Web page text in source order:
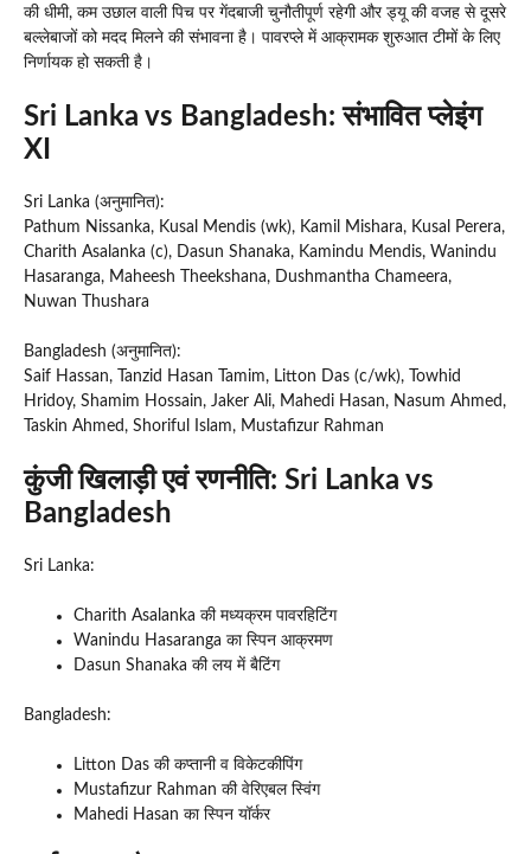
की धीमी, कम उछाल वाली पिच पर गेंदबाजी चुनौतीपूर्ण रहेगी और ड्यू की वजह से दूसरे
बल्लेबाजों को मदद मिलने की संभावना है। पावरप्ले में आक्रामक शुरुआत टीमों के लिए
निर्णायक हो सकती है।
Sri Lanka vs Bangladesh:संभावित प्लेइंग
XI
Sri Lanka (अनुमानित):
Pathum Nissanka, Kusal Mendis (wk), Kamil Mishara, Kusal Perera,
Charith Asalanka (c), Dasun Shanaka, Kamindu Mendis, Wanindu
Hasaranga, Maheesh Theekshana, Dushmantha Chameera,
Nuwan Thushara
Bangladesh (अनुमानित):
Saif Hassan, Tanzid Hasan Tamim, Litton Das (c/wk), Towhid
Hridoy, Shamim Hossain, Jaker Ali, Mahedi Hasan, Nasum Ahmed,
Taskin Ahmed, Shoriful Islam, Mustafizur Rahman
कुंजी खिलाड़ी एवं रणनीति: Sri Lanka vs
Bangladesh
Sri Lanka:
Charith Asalanka की मध्यक्रम पावरहिटिंग
Wanindu Hasaranga का स्पिन आक्रमण
Dasun Shanaka की लय में बैटिंग
Bangladesh:
Litton Das की कप्तानी व विकेटकीपिंग
Mustafizur Rahman की वेरिएबल स्विंग
Mahedi Hasan का स्पिन यॉर्कर